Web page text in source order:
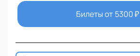
Билеты от 5300₽